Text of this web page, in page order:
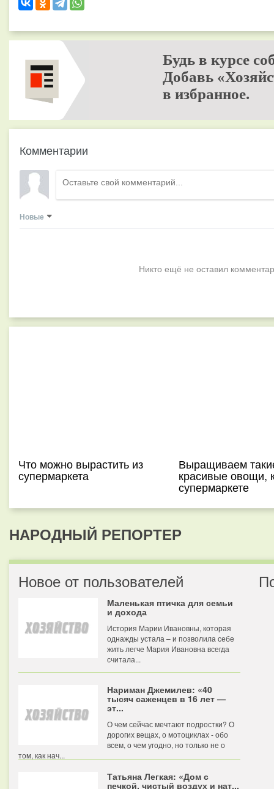
Будь в курсе
Добавь
в избранное.
Комментарии
Новые
Никто ещё не оставил
Что можно вырастить из
супермаркета
Выращиваем
красивые овощи,
супермаркете
НАРОДНЫЙ РЕПОРТЕР
Новое от пользователей
Маленькая птичка для семьи
и дохода
История Марии Ивановны, которая
однажды устала – и позволила себе
жить легче Мария Ивановна всегда
считала...
Нариман Джемилев: «40
тысяч саженцев в 16 лет —
эт...
О чем сейчас мечтают подростки? О
дорогих вещах, о мотоциклах - обо
всем, о чем угодно, но только не о
том, как нач...
Татьяна Легкая: «Дом с
печкой, чистый воздух и нат...